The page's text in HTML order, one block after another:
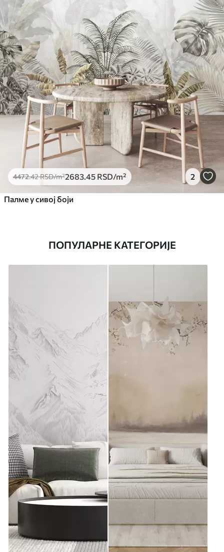
4472.42RSD/m²2683 .45 RSD/m² 2
Палме у сивој боји
ПОПУЛАРНЕ КАТЕГОРИЈЕ